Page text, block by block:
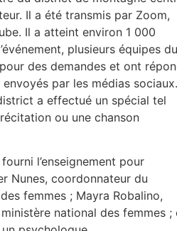
Il a été transmis par Zoom,
Il a atteint environ 1 000
plusieurs équipes du
des demandes et ont
par les médias sociaux.
a effectué un spécial tel
récitation ou une chanson
l’enseignement pour
Nunes, coordonnateur du
femmes ; Mayra Robalino,
national des femmes ;